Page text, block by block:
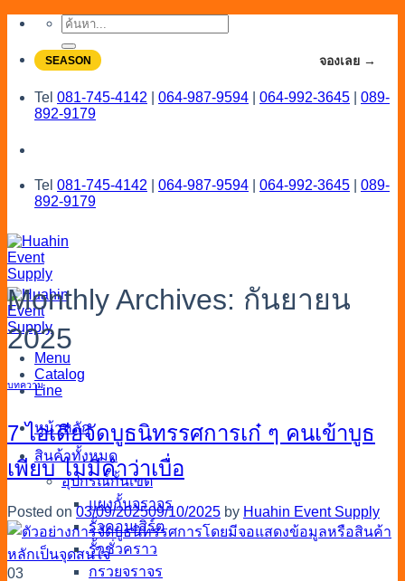
Skip
content
ค้นหา:
SEASON จองเลย →
Tel 081-745-4142 064-987-9594 064-992-3645
089-
892-9179
Tel 081-745-4142 064-987-9594 064-992-3645
089-
892-9179
Menu
Catalog
Line
หน้าหลัก
สินค้าทั้งหมด
อุปกรณ์กั้นเขต
แผงกั้นจราจร
รั้วคอนเสิร์ต
รั้วชั่วคราว
กรวยจราจร
Monthly Archives: กันยายน
2025
บทความ
7 ไอเดียจัดบูธนิทรรศการเก๋ ๆ คนเข้าบูธ
เพียบ ไม่มีคำว่าเบื่อ
Posted on03/09/202509/10/2025 by Huahin Event Supply
03